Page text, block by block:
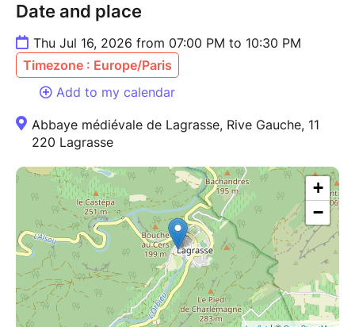
Date and place
Thu Jul 16, 2026 from 07:00 PM to 10:30 PM
Timezone : Europe/Paris
Add to my calendar
Abbaye médiévale de Lagrasse, Rive Gauche, 11
220 Lagrasse
+
−